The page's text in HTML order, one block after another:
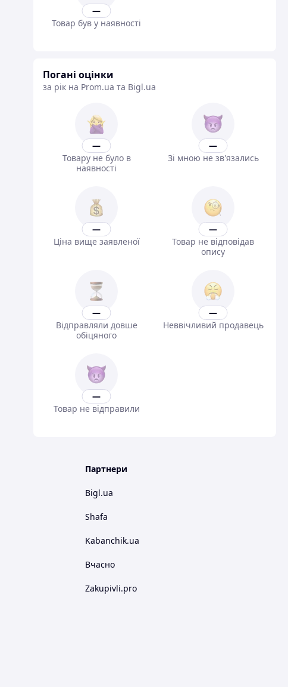
—
Товар був у наявності
Погані оцінки
за рік на Prom.ua та Bigl.ua
—
Товару не було в
наявності
—
Зі мною не зв'язались
—
Ціна вище заявленої
—
Товар не відповідав
опису
—
Відправляли довше
обіцяного
—
Неввічливий продавець
—
Товар не відправили
Партнери
Bigl.ua
Shafa
Kabanchik.ua
Вчасно
Zakupivli.pro